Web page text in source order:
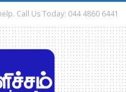
Call Us Today: 044 4860 6441